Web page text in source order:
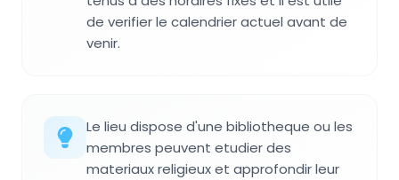
de verifier le calendrier actuel avant de
venir.
Le lieu dispose d'une bibliotheque ou les
membres peuvent etudier des
materiaux religieux et approfondir leur